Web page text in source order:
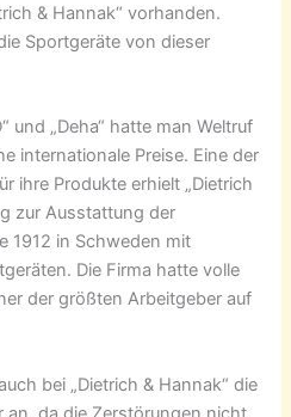
& Hannak“ vorhanden.
Sportgeräte von dieser
und „Deha“ hatte man Weltruf
internationale Preise. Eine der
ihre Produkte erhielt „Dietrich
zur Ausstattung der
1912 in Schweden mit
Die Firma hatte volle
der größten Arbeitgeber auf
bei „Dietrich & Hannak“ die